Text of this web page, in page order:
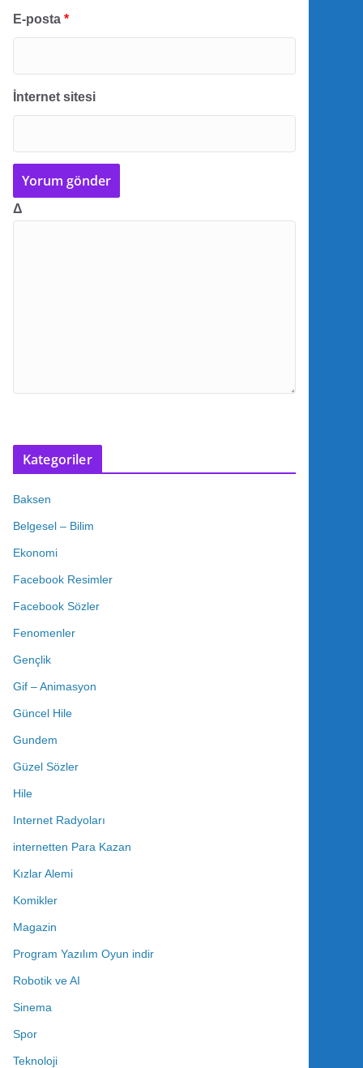
E-posta *
İnternet sitesi
Δ
Kategoriler
Baksen
Belgesel – Bilim
Ekonomi
Facebook Resimler
Facebook Sözler
Fenomenler
Gençlik
Gif – Animasyon
Güncel Hile
Gundem
Güzel Sözler
Hile
Internet Radyoları
internetten Para Kazan
Kızlar Alemi
Komikler
Magazin
Program Yazılım Oyun indir
Robotik ve AI
Sinema
Spor
Teknoloji